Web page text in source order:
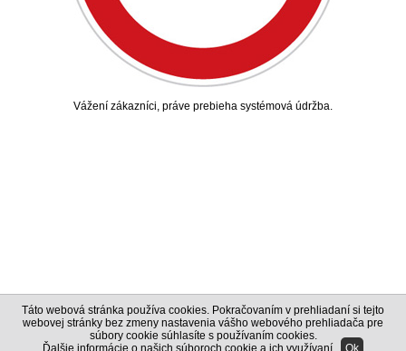
Vážení zákazníci, práve prebieha systémová údržba.
Táto webová stránka používa cookies. Pokračovaním v prehliadaní si tejto
webovej stránky bez zmeny nastavenia vášho webového prehliadača pre
súbory cookie súhlasíte s používaním cookies.
Ďalšie informácie o našich súboroch cookie a ich využívaní
Ok